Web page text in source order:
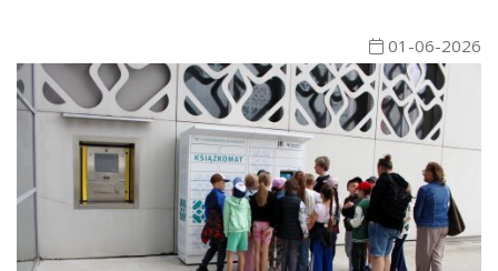
01-06-2026